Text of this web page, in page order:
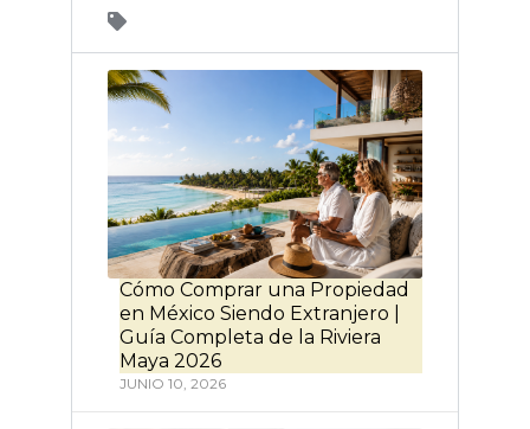
Cómo Comprar una Propiedad
en México Siendo Extranjero |
Guía Completa de la Riviera
Maya 2026
JUNIO 10, 2026